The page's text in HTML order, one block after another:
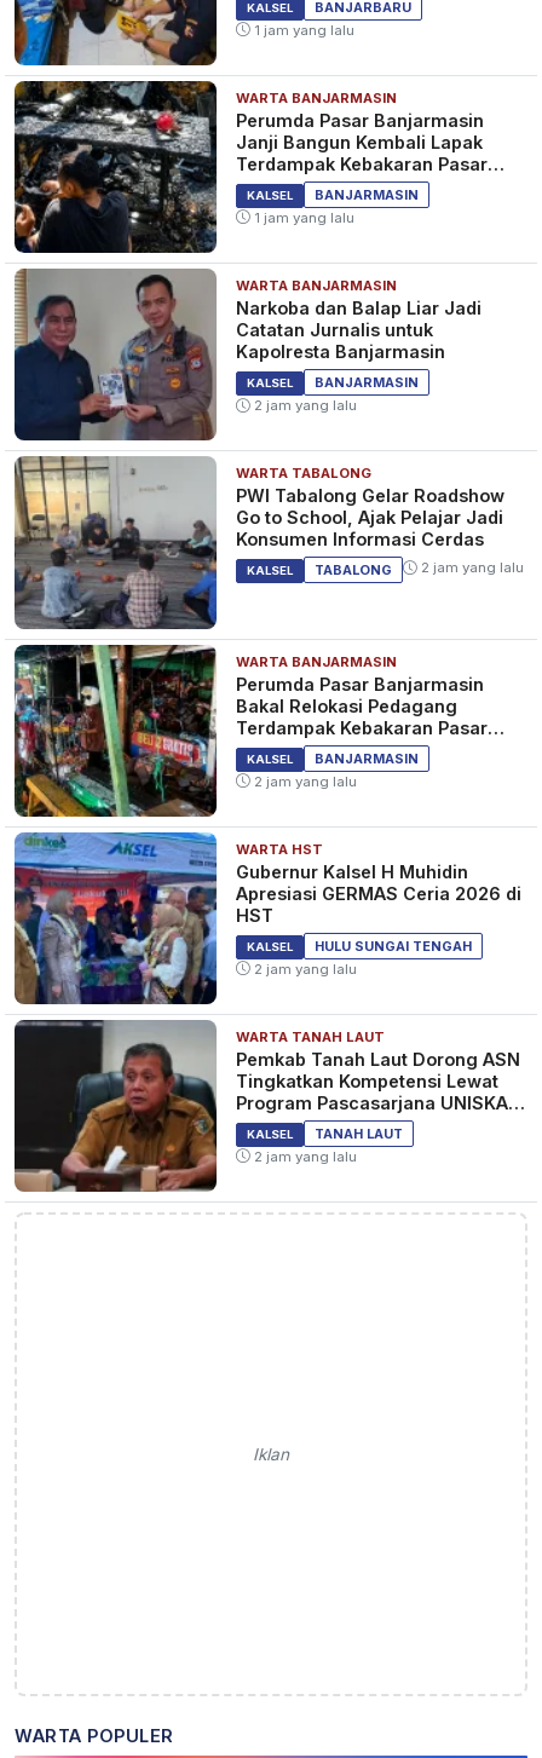
Sepak Bola Indonesia Berduka,
Komentar Dubes Palestina
Atas Keputusan FIFA
SPORT 3 tahun yang lalu
Sepak Bola Indonesia Berduka,
Pemain Timnas U-20 Kompak
Pasang Pita Hitam di Lengan
Kiri
SPORT 3 tahun yang lalu
KALSEL
BANJARBARU
1 jam yang lalu
WARTA BANJARMASIN
Perumda Pasar Banjarmasin
Janji Bangun Kembali Lapak
Terdampak Kebakaran Pasar
Teluk Dalam
KALSEL
BANJARMASIN
1 jam yang lalu
WARTA BANJARMASIN
Narkoba dan Balap Liar Jadi
Catatan Jurnalis untuk
Kapolresta Banjarmasin
KALSEL
BANJARMASIN
2 jam yang lalu
WARTA TABALONG
PWI Tabalong Gelar Roadshow
Go to School, Ajak Pelajar Jadi
Konsumen Informasi Cerdas
KALSEL TABALONG 2 jam yang lalu
WARTA BANJARMASIN
Perumda Pasar Banjarmasin
Bakal Relokasi Pedagang
Terdampak Kebakaran Pasar
Teluk Dalam
KALSEL
BANJARMASIN
2 jam yang lalu
WARTA HST
Gubernur Kalsel H Muhidin
Apresiasi GERMAS Ceria 2026 di
HST
KALSEL
HULU SUNGAI TENGAH
2 jam yang lalu
WARTA TANAH LAUT
Pemkab Tanah Laut Dorong ASN
Tingkatkan Kompetensi Lewat
Program Pascasarjana UNISKA
MAB Banjarmasin
KALSEL
TANAH LAUT
2 jam yang lalu
Iklan
WARTA POPULER